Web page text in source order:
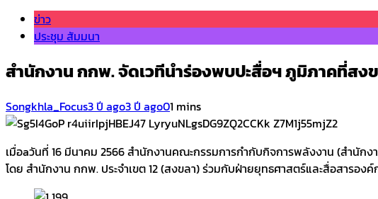
ข่าว
ประชุม สัมมนา
สำนักงาน กกพ. จัดเวทีนำร่องพบปะสื่อฯ ภูมิภาคที่สง
Songkhla_Focus3 ปี ago3 ปี ago01 mins
เมื่อaวันที่ 16 มีนาคม 2566 สำนักงานคณะกรรมการกำกับกิจการพลังงาน (สำนัก
โดย สำนักงาน กกพ. ประจำเขต 12 (สงขลา) ร่วมกับฝ่ายยุทธศาสตร์และสื่อสาร